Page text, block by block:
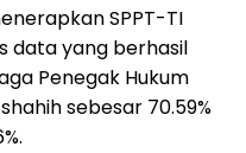
SPPT-TI
data yang berhasil
Penegak Hukum
sebesar 70.59%